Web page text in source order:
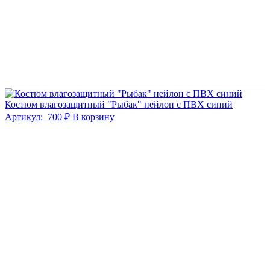
Костюм влагозащитный "Рыбак" нейлон с ПВХ синий
Артикул: 700 ₽ В корзину